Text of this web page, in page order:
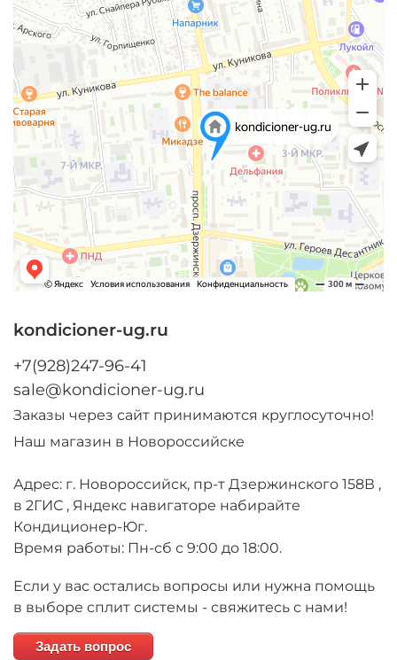
kondicioner-ug.ru
+7(928)247-96-41
sale@kondicioner-ug.ru
Заказы через сайт принимаются круглосуточно!
Наш магазин в Новороссийске
Адрес: г. Новороссийск, пр-т Дзержинского 158В ,
в 2ГИС , Яндекс навигаторе набирайте
Кондиционер-Юг.
Время работы: Пн-сб с 9:00 до 18:00.
Если у вас остались вопросы или нужна помощь
в выборе сплит системы - свяжитесь с нами!
Задать вопрос